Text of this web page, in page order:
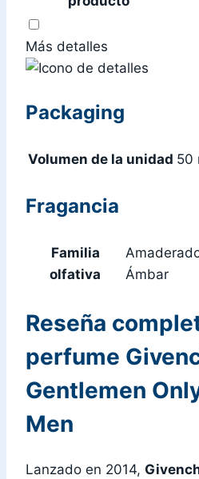
Más detalles
Packaging
Volumen de la unidad 50
Fragancia
Familia
olfativa
Ámbar
Reseña
perfume
Gentlemen
Men
Lanzado en 2014,